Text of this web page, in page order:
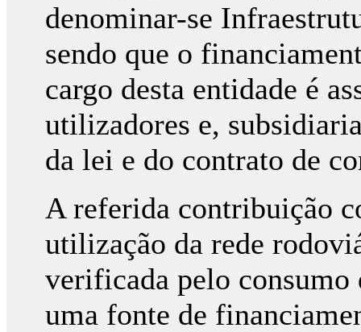
denominar-se
sendo que o
cargo desta entidade é
utilizadores e,
da lei e do contrato de
A referida contribuição
utilização da rede
verificada pelo
uma fonte de